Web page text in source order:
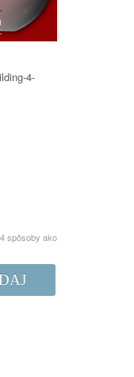
4-
spôsoby ako